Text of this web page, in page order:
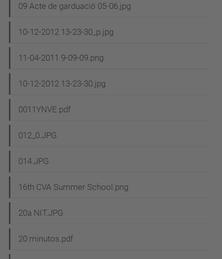
09 Acte de garduació 05-06.jpg
10-12-2012 13-23-30_p.jpg
11-04-2011 9-09-09.png
10-12-2012 13-23-30.jpg
0011YNVE.pdf
012_0.JPG
014.JPG
16th CVA Summer School.png
20a NIT.JPG
20 minutos.pdf